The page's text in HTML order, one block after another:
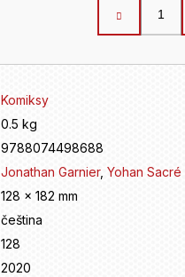
Komiksy
0.5 kg
9788074498688
Jonathan Garnier,Yohan Sacré
128 x 182 mm
čeština
128
2020